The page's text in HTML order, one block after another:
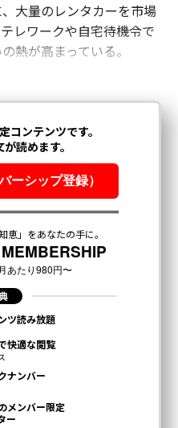
大量のレンタカーを市場
レワークや自宅待機令で
熱が高まっている。